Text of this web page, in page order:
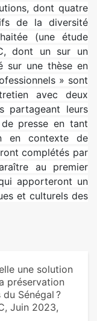
dont quatre
de la diversité
(une étude
dont un sur un
sur une thèse en
» sont
avec deux
partageant leurs
presse en tant
en contexte de
complétés par
au premier
apporteront un
et culturels des
une solution
préservation
Sénégal ?
Juin 2023,